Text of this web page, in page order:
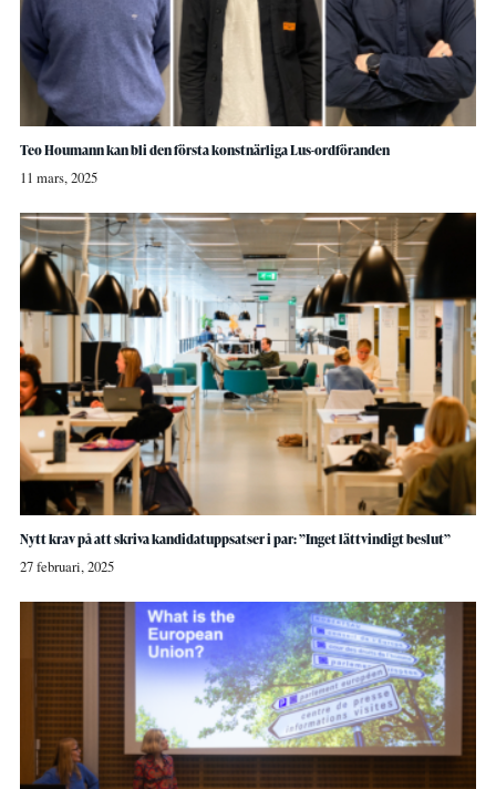
Teo Houmann kan bli den första konstnärliga Lus-ordföranden
11 mars, 2025
Nytt krav på att skriva kandidatuppsatser i par: ”Inget lättvindigt beslut”
27 februari, 2025